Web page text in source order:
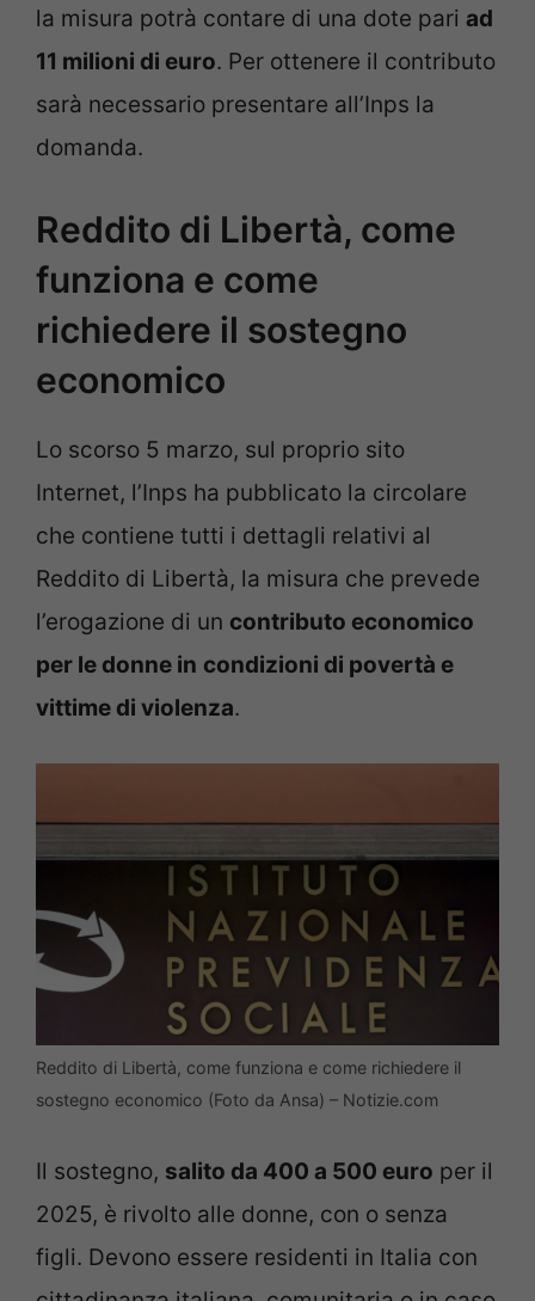
la misura potrà contare di una dote pari ad
11 milioni di euro. Per ottenere il contributo
sarà necessario presentare all’Inps la
domanda.
Reddito di Libertà, come
funziona e come
richiedere il sostegno
economico
Lo scorso 5 marzo, sul proprio sito
Internet, l’Inps ha pubblicato la circolare
che contiene tutti i dettagli relativi al
Reddito di Libertà, la misura che prevede
l’erogazione di un contributo economico
per le donne in condizioni di povertà e
vittime di violenza.
Reddito di Libertà, come funziona e come richiedere il
sostegno economico (Foto da Ansa) – Notizie.com
Il sostegno, salito da 400 a 500 euro per il
2025, è rivolto alle donne, con o senza
figli. Devono essere residenti in Italia con